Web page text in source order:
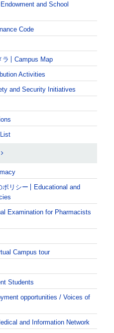
and School
Code
ラ
Campus Map
Activities
and Security Initiatives
ポリシー
Educational and
Examination for Pharmacists
Campus tour
Students
opportunities / Voices of
and Information Network